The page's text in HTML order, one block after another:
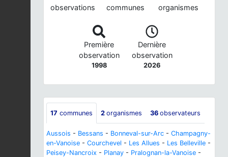
observations communes organismes
Première
observation
1998
Dernière
observation
2026
17 communes 2 organismes 36 observateurs
Aussois - Bessans - Bonneval-sur-Arc - Champagny-
en-Vanoise - Courchevel - Les Allues - Les Belleville -
Peisey-Nancroix - Planay - Pralognan-la-Vanoise -